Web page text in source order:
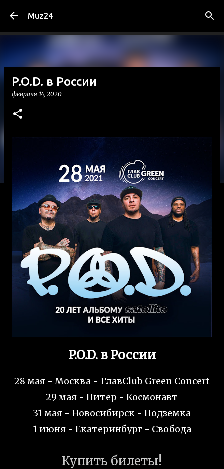
Muz24
P.O.D. в России
февраля 14, 2020
P.O.D. в России
28 мая - Москва - ГлавClub Green Concert
29 мая - Питер - Космонавт
31 мая - Новосибирск - Подземка
1 июня - Екатеринбург - Свобода
Купить билеты!